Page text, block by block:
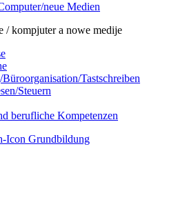
neue Medien
/ kompjuter a nowe medije
Tastschreiben
Steuern
berufliche Kompetenzen